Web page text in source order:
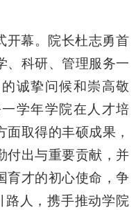
开幕。院长杜志勇首
、科研、管理服务一
诚挚问候和崇高敬
学年学院在人才培
取得的丰硕成果，
付出与重要贡献，并
育才的初心使命，争
路人，携手推动学院